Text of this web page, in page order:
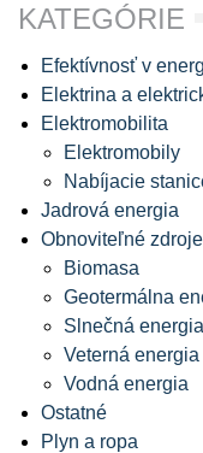
KATEGÓRIE
Efektívnosť v
Elektrina a
Elektromobilita
Elektromobily
Nabíjacie
Jadrová energia
Obnoviteľné
Biomasa
Geotermálna
Slnečná energia
Veterná energia
Vodná energia
Ostatné
Plyn a ropa